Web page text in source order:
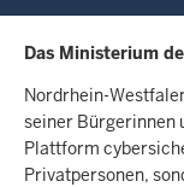
Das Ministerium
Nordrhein-
seiner Bürgerinnen
Plattform
Privatpersonen,